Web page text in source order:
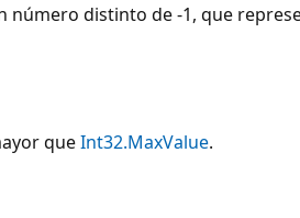
número distinto de -1, que
queInt32.MaxValue.